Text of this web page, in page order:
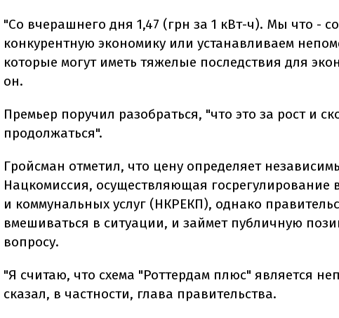
"Со вчерашнего дня 1,47 (грн за 1 кВт-ч). Мы что -
конкурентную экономику или устанавливаем
которые могут иметь тяжелые последствия для
он.
Премьер поручил разобраться, "что это за рост и
продолжаться".
Гройсман отметил, что цену определяет
Нацкомиссия, осуществляющая госрегулирование
и коммунальных услуг (НКРЕКП), однако
вмешиваться в ситуации, и займет публичную
вопросу.
"Я считаю, что схема "Роттердам плюс" является
сказал, в частности, глава правительства.